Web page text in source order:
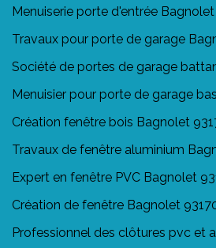
Menuiserie porte d'entrée
Travaux pour porte de garage
Société de portes de garage
Menuisier pour porte de garage
Création fenêtre bois Bagnolet
Travaux de fenêtre aluminium
Expert en fenêtre PVC Bagnolet
Création de fenêtre Bagnolet
Professionnel des clôtures pvc et